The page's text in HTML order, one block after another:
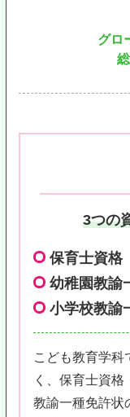
グロ
3つの
保育士資格
幼稚園教諭
小学校教諭
こども教育学科
く、保育士資
教諭一種免許状